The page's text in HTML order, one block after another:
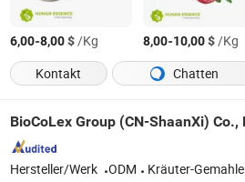
6,00-8,00$/Kg 8,00-10,00$/Kg
Kontakt
Chatten
BioCoLex Group (CN-ShaanXi) Co.,
Hersteller/Werk ODM Kräuter-Gemahlenes Pulver, Pflanzenextrakt, Obst- und Gemüse-Pulver, Pflanzenmonomere, biologische